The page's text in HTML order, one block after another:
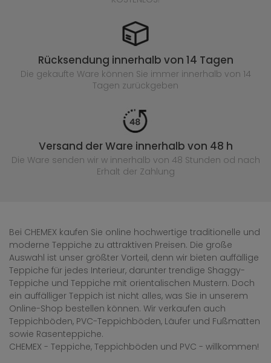
Rücksendung innerhalb von 14 Tagen
Die gekaufte Ware können Sie immer innerhalb von 14
Tagen zurückgeben
Versand der Ware innerhalb von 48 h
Die Ware senden wir w innerhalb von 48 Stunden od nach
Erhalt der Zahlung
Bei CHEMEX kaufen Sie online hochwertige traditionelle und
moderne Teppiche zu attraktiven Preisen. Die große
Auswahl ist unser größter Vorteil, denn wir bieten auffällige
Teppiche für jedes Interieur, darunter trendige Shaggy-
Teppiche und Teppiche mit orientalischen Mustern. Doch
ein auffälliger Teppich ist nicht alles, was Sie in unserem
Online-Shop bestellen können. Wir verkaufen auch
Teppichböden, PVC-Teppichböden, Läufer und Fußmatten
sowie Rasenteppiche.
CHEMEX - Teppiche, Teppichböden und PVC - willkommen!